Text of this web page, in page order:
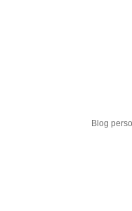
Blog